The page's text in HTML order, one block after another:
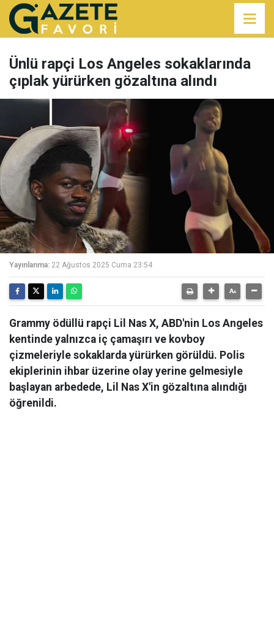
Ünlü rapçi Los Angeles sokaklarında
çıplak yürürken gözaltına alındı
Yayınlanma: 22 Ağustos 2025 Cuma 23:54
Grammy ödüllü rapçi Lil Nas X, ABD'nin Los Angeles
kentinde yalnızca iç çamaşırı ve kovboy
çizmeleriyle sokaklarda yürürken görüldü. Polis
ekiplerinin ihbar üzerine olay yerine gelmesiyle
başlayan arbedede, Lil Nas X'in gözaltına alındığı
öğrenildi.